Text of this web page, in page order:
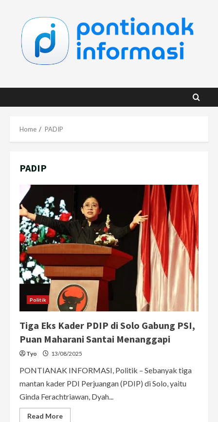
content
Home PADIP
PADIP
Politik
Tiga Eks Kader PDIP di Solo Gabung PSI,
Puan Maharani Santai Menanggapi
Tyo 13/08/2025
PONTIANAK INFORMASI, Politik – Sebanyak tiga
mantan kader PDI Perjuangan (PDIP) di Solo, yaitu
Ginda Ferachtriawan, Dyah...
Read MoreRead